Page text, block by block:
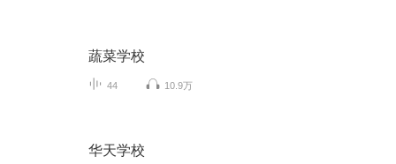
蔬菜学校
44 10.9万
华天学校